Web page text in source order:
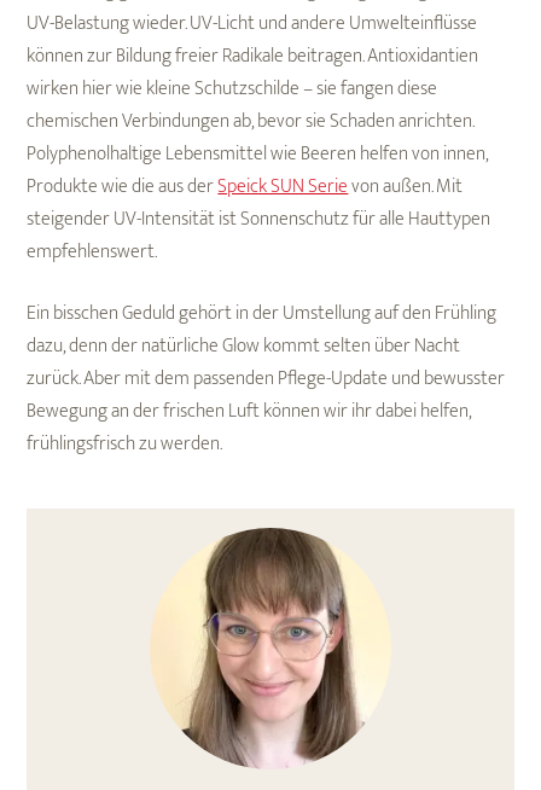
UV-Belastung wieder. UV-Licht und andere Umwelteinflüsse
können zur Bildung freier Radikale beitragen. Antioxidantien
wirken hier wie kleine Schutzschilde – sie fangen diese
chemischen Verbindungen ab, bevor sie Schaden anrichten.
Polyphenolhaltige Lebensmittel wie Beeren helfen von innen,
Produkte wie die aus derSpeick SUN Serievon außen. Mit
steigender UV-Intensität ist Sonnenschutz für alle Hauttypen
empfehlenswert.
Ein bisschen Geduld gehört in der Umstellung auf den Frühling
dazu, denn der natürliche Glow kommt selten über Nacht
zurück. Aber mit dem passenden Pflege-Update und bewusster
Bewegung an der frischen Luft können wir ihr dabei helfen,
frühlingsfrisch zu werden.